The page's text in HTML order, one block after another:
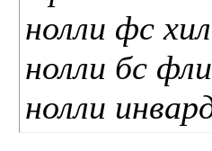
нолли фс хил
нолли бс
нолли